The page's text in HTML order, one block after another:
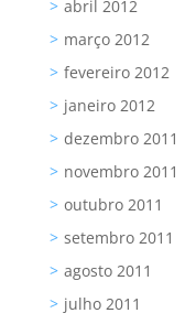
abril 2012
março 2012
fevereiro 2012
janeiro 2012
dezembro 2011
novembro 2011
outubro 2011
setembro 2011
agosto 2011
julho 2011